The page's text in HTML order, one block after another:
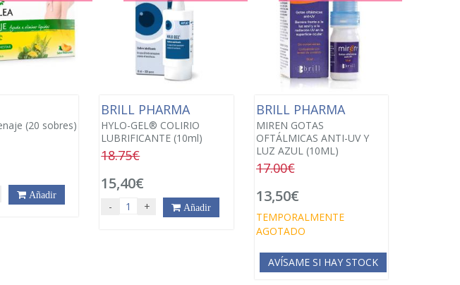
(20 sobres)
Añadir
BRILL PHARMA
HYLO-GEL® COLIRIO
LUBRIFICANTE (10ml)
18.75€
15,40€
- + Añadir
BRILL PHARMA
MIREN GOTAS
OFTÁLMICAS ANTI-UV Y
LUZ AZUL (10ML)
17.00€
13,50€
TEMPORALMENTE
AGOTADO
AVÍSAME SI HAY STOCK